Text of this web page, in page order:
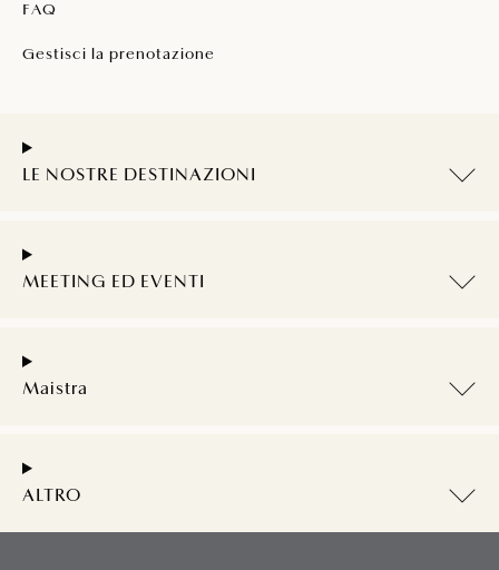
FAQ
Gestisci la prenotazione
LE NOSTRE DESTINAZIONI
MEETING ED EVENTI
Maistra
ALTRO